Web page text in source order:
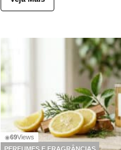
◉69Views
PERFUMES E FRAGRÂNCIAS